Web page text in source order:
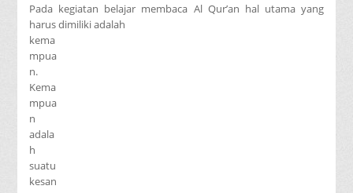
Pada kegiatan belajar membaca Al Qur’an hal utama yang
harus dimiliki adalah
kema
mpua
n.
Kema
mpua
n
adala
h
suatu
kesan